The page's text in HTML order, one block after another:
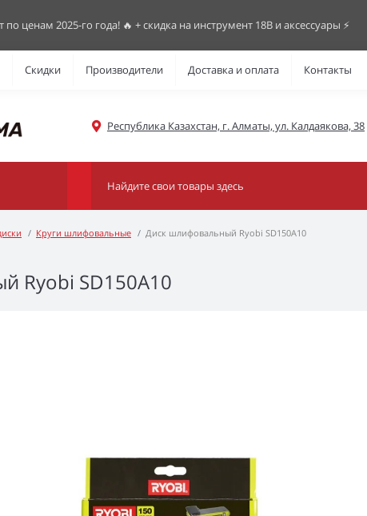
ценам 2025-го года! 🔥 + скидка на инструмент 18В и аксессуары ⚡️
Скидки Производители Доставка и оплата Контакты
Республика Казахстан, г. Алматы, ул. Калдаякова, 38
Круги шлифовальные Диск шлифовальный Ryobi SD150A10
Ryobi SD150A10